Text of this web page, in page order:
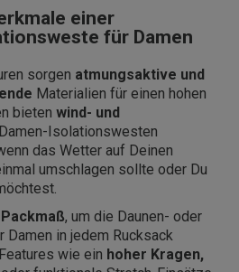
einer
für Damen
sorgen atmungsaktive und
Materialien für einen hohen
bieten wind- und
Damen-Isolationswesten
das Wetter auf Deinen
umschlagen sollte oder Du
, um die Daunen- oder
in jedem Rucksack
wie ein hoher Kragen,